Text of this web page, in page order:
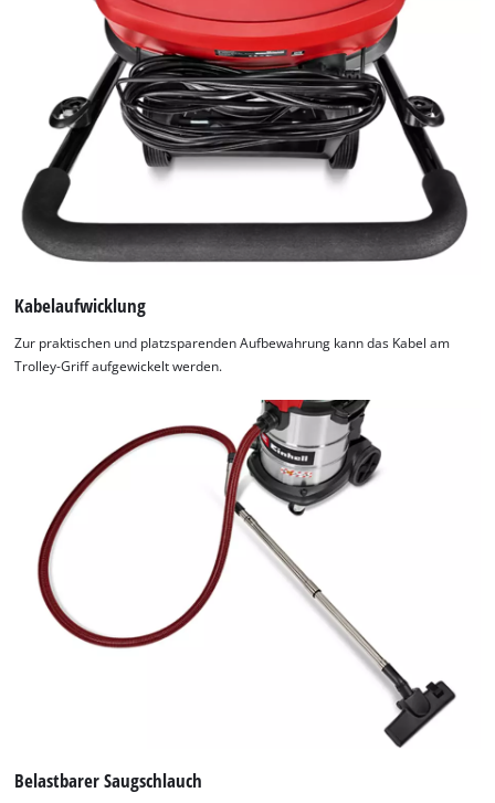
Kabelaufwicklung
Zur praktischen und platzsparenden Aufbewahrung kann das Kabel am
Trolley-Griff aufgewickelt werden.
Belastbarer Saugschlauch